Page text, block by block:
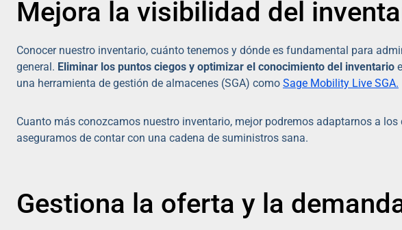
Mejora la visibilidad del
Conocer nuestro inventario, cuánto tenemos y dónde es fundamental para
general. Eliminar los puntos ciegos y optimizar el conocimiento del inventario
una herramienta de gestión de almacenes (SGA) como Sage Mobility Live SGA.
Cuanto más conozcamos nuestro inventario, mejor podremos adaptarnos a
aseguramos de contar con una cadena de suministros sana.
Gestiona la oferta y la